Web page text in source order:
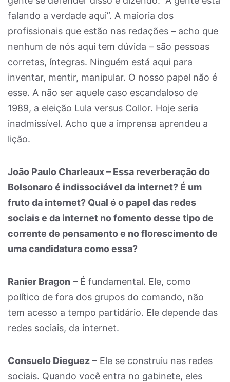
falando a verdade aqui”. A maioria dos
profissionais que estão nas redações – acho que
nenhum de nós aqui tem dúvida – são pessoas
corretas, íntegras. Ninguém está aqui para
inventar, mentir, manipular. O nosso papel não é
esse. A não ser aquele caso escandaloso de
1989, a eleição Lula versus Collor. Hoje seria
inadmissível. Acho que a imprensa aprendeu a
lição.
João Paulo Charleaux – Essa reverberação do
Bolsonaro é indissociável da internet? É um
fruto da internet? Qual é o papel das redes
sociais e da internet no fomento desse tipo de
corrente de pensamento e no florescimento de
uma candidatura como essa?
Ranier Bragon – É fundamental. Ele, como
político de fora dos grupos do comando, não
tem acesso a tempo partidário. Ele depende das
redes sociais, da internet.
Consuelo Dieguez – Ele se construiu nas redes
sociais. Quando você entra no gabinete, eles